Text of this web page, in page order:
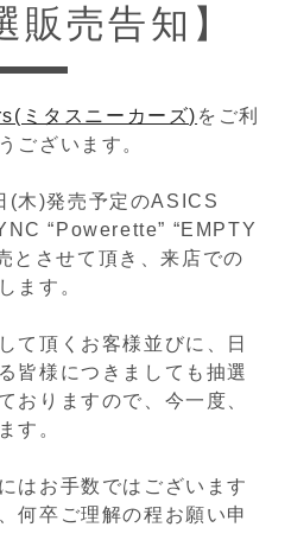
販売告知】
ミタスニーカーズ) をご利
ございます。
(木)発売予定のASICS
“Powerette” “EMPTY
とさせて頂き、来店での
ます。
て頂くお客様並びに、日
皆様につきましても抽選
おりますので、今一度、
す。
はお手数ではございます
何卒ご理解の程お願い申